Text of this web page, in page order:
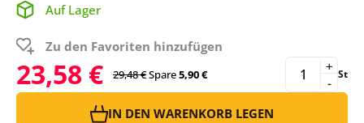
Auf Lager
Zu den Favoriten hinzufügen
23,58 € 29,48 €Spare5,90 € -
+ St
IN DEN WARENKORB LEGEN